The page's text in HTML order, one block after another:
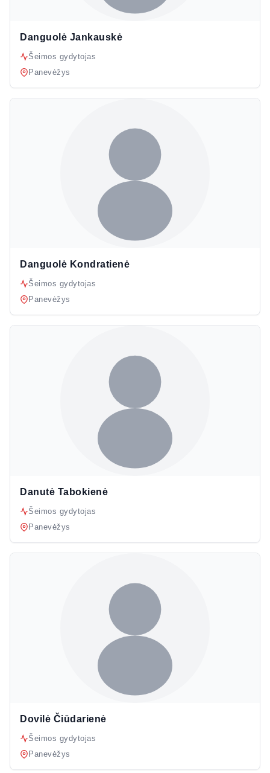
Danguolė Jankauskė
Šeimos gydytojas
Panevėžys
Danguolė Kondratienė
Šeimos gydytojas
Panevėžys
Danutė Tabokienė
Šeimos gydytojas
Panevėžys
Dovilė Čiūdarienė
Šeimos gydytojas
Panevėžys